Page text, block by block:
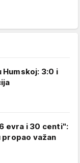
Humskoj: 3:0 i
evra i 30 centi":
važan